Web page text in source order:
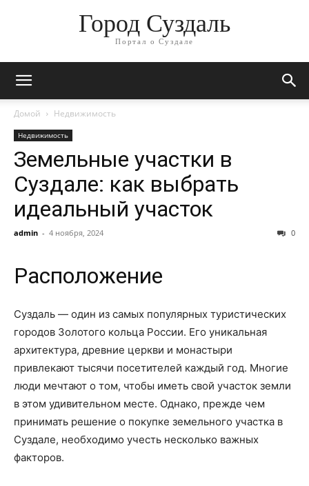
Город Суздаль
Портал о Суздале
Домой Недвижимость
Недвижимость
Земельные участки в
Суздале: как выбрать
идеальный участок
admin - 4 ноября, 2024 0
Расположение
Суздаль — один из самых популярных туристических
городов Золотого кольца России. Его уникальная
архитектура, древние церкви и монастыри
привлекают тысячи посетителей каждый год. Многие
люди мечтают о том, чтобы иметь свой участок земли
в этом удивительном месте. Однако, прежде чем
принимать решение о покупке земельного участка в
Суздале, необходимо учесть несколько важных
факторов.